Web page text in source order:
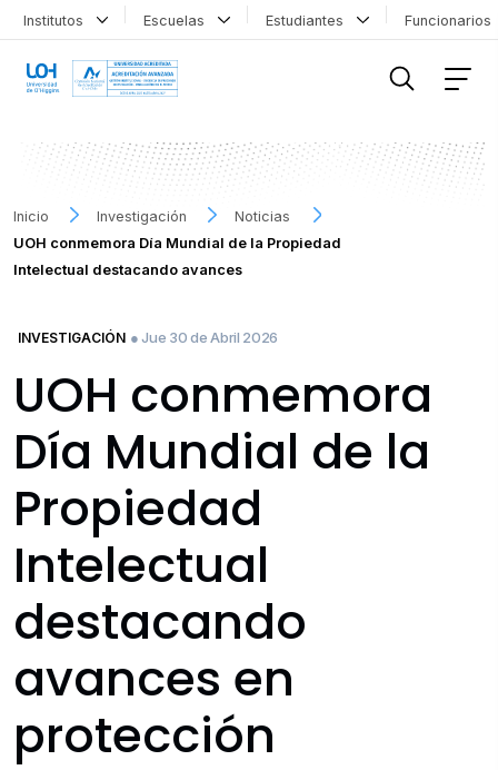
Institutos Escuelas Estudiantes
Inicio Investigación
Noticias
UOH conmemora Día Mundial de la Propiedad
Intelectual destacando avances
INVESTIGACIÓN ● Jue 30 de Abril 2026
UOH conmemora
Día Mundial de la
Propiedad
Intelectual
destacando
avances en
protección